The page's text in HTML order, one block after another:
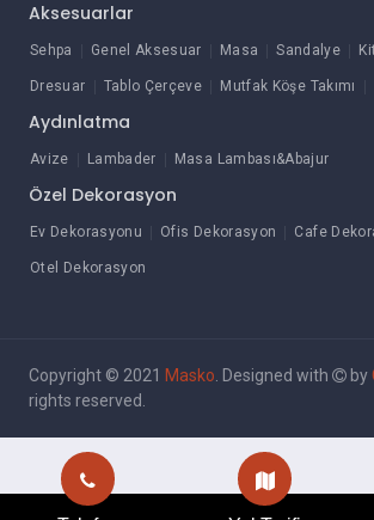
Aksesuarlar
Sehpa Genel Aksesuar Masa Sandalye
Dresuar Tablo Çerçeve Mutfak Köşe Takımı
Aydınlatma
Avize Lambader Masa Lambası&Abajur
Özel Dekorasyon
Ev Dekorasyonu Ofis Dekorasyon Cafe
Otel Dekorasyon
Copyright © 2021 Masko. Designed with by
rights reserved.